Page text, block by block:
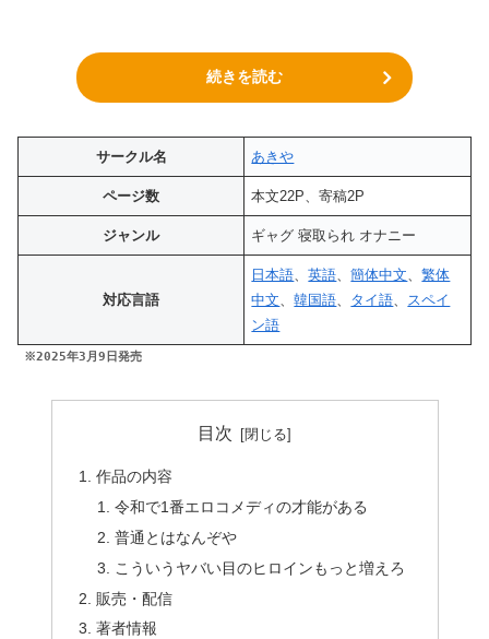
続きを読む
サークル名 あきや
ページ数 本文22P、寄稿2P
ジャンル ギャグ 寝取られ オナニー
対応言語
日本語 、英語 、簡体中文 、繁体
中文 、韓国語 タイ語
スペイ
ン語
※2025年3月9日発売
目次
作品の内容
令和で1番エロコメディの才能がある
普通とはなんぞや
こういうヤバい目のヒロインもっと増えろ
販売・配信
著者情報